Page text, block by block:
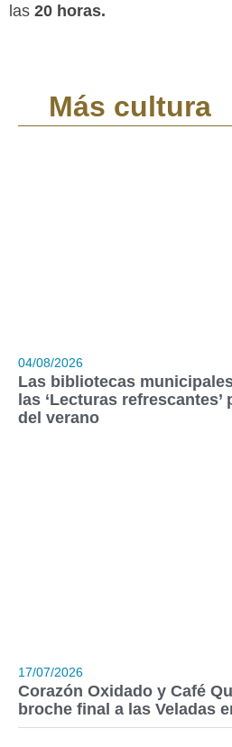
las 20 horas.
Más cultura
04/08/2026
Las bibliotecas
las ‘Lecturas
del verano
17/07/2026
Corazón Oxidado y Café
broche final a las Veladas